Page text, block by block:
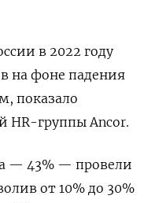
в 2022 году
на фоне падения
показало
HR-группы Ancor.
— 43% — провели
от 10% до 30%